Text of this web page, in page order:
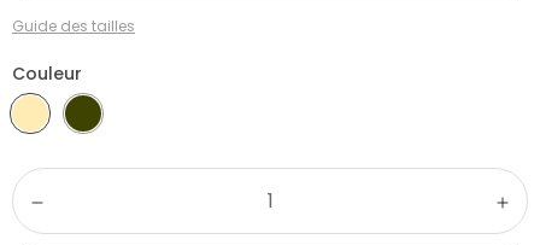
Couleur
Guide des tailles